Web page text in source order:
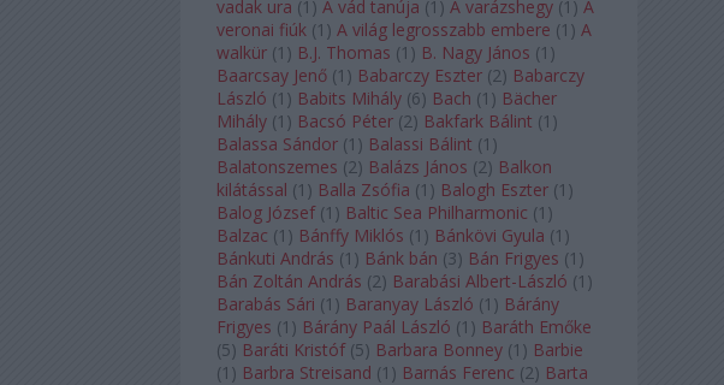
vadak ura (1 ) A vád tanúja (1 ) A varázshegy (1 ) A
veronai fiúk (1 ) A világ legrosszabb embere (1 ) A
walkür (1 ) B.J. Thomas (1 ) B. Nagy János (1 )
Baarcsay Jenő (1 ) Babarczy Eszter (2) Babarczy
László (1 ) Babits Mihály (6) Bach (1 ) Bächer
Mihály (1 ) Bacsó Péter (2) Bakfark Bálint (1 )
Balassa Sándor (1 ) Balassi Bálint (1 )
Balatonszemes (2) Balázs János (2) Balkon
kilátással (1 ) Balla Zsófia (1 ) Balogh Eszter (1 )
Balog József (1 ) Baltic Sea Philharmonic (1 )
Balzac (1 ) Bánffy Miklós (1 ) Bánkövi Gyula (1 )
Bánkuti András (1 ) Bánk bán (3) Bán Frigyes (1 )
Bán Zoltán András (2) Barabási Albert-László (1 )
Barabás Sári (1 ) Baranyay László (1 ) Bárány
Frigyes (1 ) Bárány Paál László (1 ) Baráth Emőke
(5) Baráti Kristóf (5) Barbara Bonney (1 ) Barbie
(1 ) Barbra Streisand (1 ) Barnás Ferenc (2) Barta